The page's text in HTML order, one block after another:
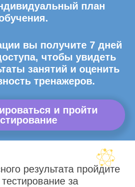
план
вы получите 7 дней
чтобы увидеть
занятий и оценить
тренажеров.
и пройти
результата пройдите
за